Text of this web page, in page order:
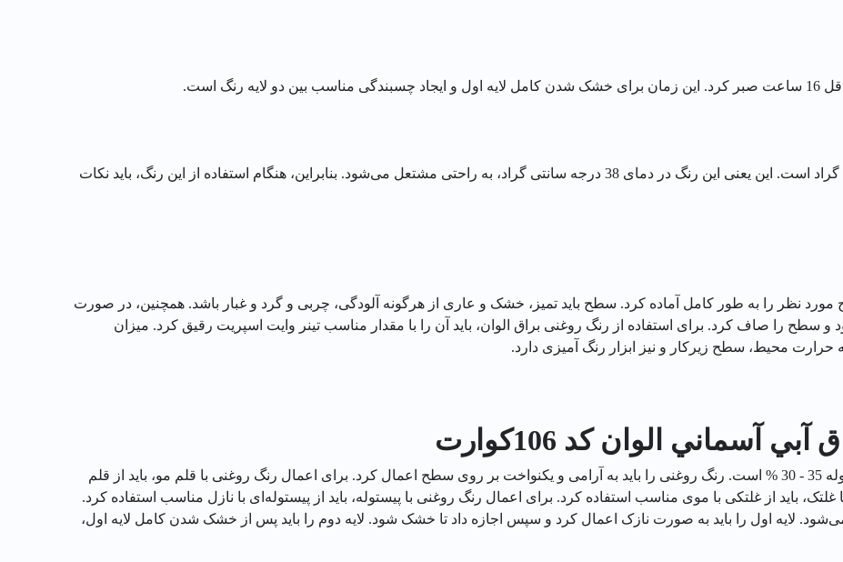
رنگ است.
نقطه اشتعال رنگ روغنی براق الوان، 38 درجه سانتی گراد است. این یعنی این رنگ در دمای 38 درجه سانتی گراد، به راحتی مشتعل می‌شود. بنابراین، هنگام استفاده از این رنگ، باید نکات
مورد نظر را به طور کامل آماده کرد. سطح باید تمیز، خشک و عاری از هرگونه آلودگی، چربی و گرد و غبار باشد. همچنین، در صورت
و سطح را صاف کرد. برای استفاده از رنگ روغنی براق الوان، باید آن را با مقدار مناسب تینر وایت اسپریت رقیق کرد. میزان
حرارت محیط، سطح زیرکار و نیز ابزار رنگ آمیزی دارد.
آسماني الوان کد 106كوارت
وزنی، با قلم مو 30 - 25 % ، با غلتک %20-25 و با پیستوله 35 - 30 % است. رنگ روغنی را باید به آرامی و یکنواخت بر روی سطح اعمال کرد. برای اعمال رنگ روغنی با قلم مو، باید از قلم
باید از غلتکی با موی مناسب استفاده کرد. برای اعمال رنگ روغنی با پیستوله، باید از پیستوله‌ای با نازل مناسب استفاده کرد.
لایه اول را باید به صورت نازک اعمال کرد و سپس اجازه داد تا خشک شود. لایه دوم را باید پس از خشک شدن کامل لایه اول،